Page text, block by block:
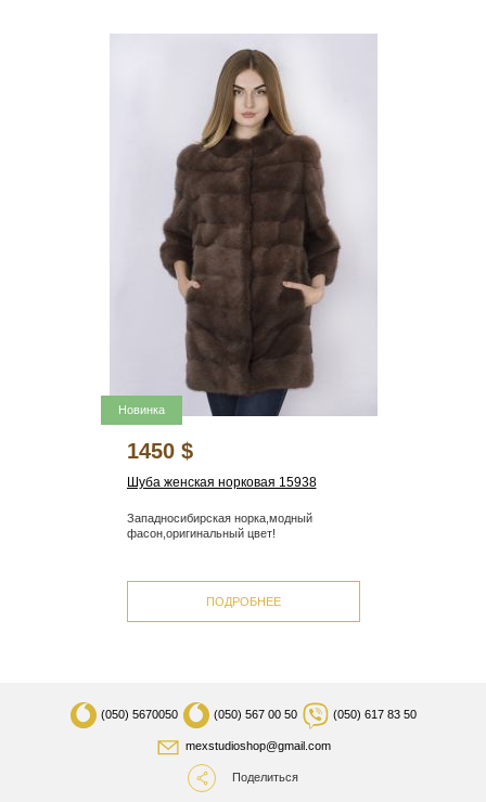
Новинка
1450 $
Шуба женская норковая 15938
Западносибирская норка,модный
фасон,оригинальный цвет!
ПОДРОБНЕЕ
(050) 5670050 (050) 567 00 50 (050) 617 83 50
mexstudioshop@gmail.com
Поделиться